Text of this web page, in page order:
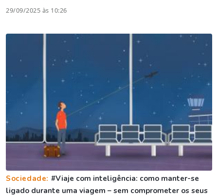
29/09/2025 às 10:26
Sociedade: #Viaje com inteligência: como manter-se
ligado durante uma viagem – sem comprometer os seus